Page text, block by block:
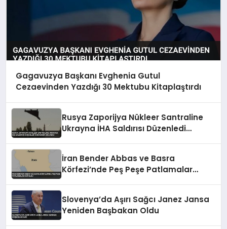
Gagavuzya Başkanı Evghenia Gutul
Cezaevinden Yazdığı 30 Mektubu Kitaplaştırdı
Rusya Zaporijya Nükleer Santraline
Ukrayna İHA Saldırısı Düzenledi
İran Bender Abbas ve Basra
Körfezi’nde Peş Peşe Patlamalar
Slovenya’da Aşırı Sağcı Janez Jansa
Yeniden Başbakan Oldu